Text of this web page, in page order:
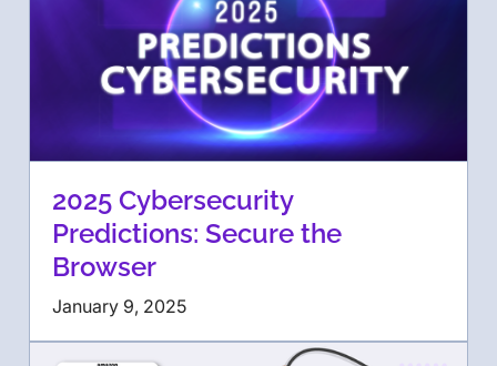
2025 Cybersecurity
Predictions: Secure the
Browser
January 9, 2025